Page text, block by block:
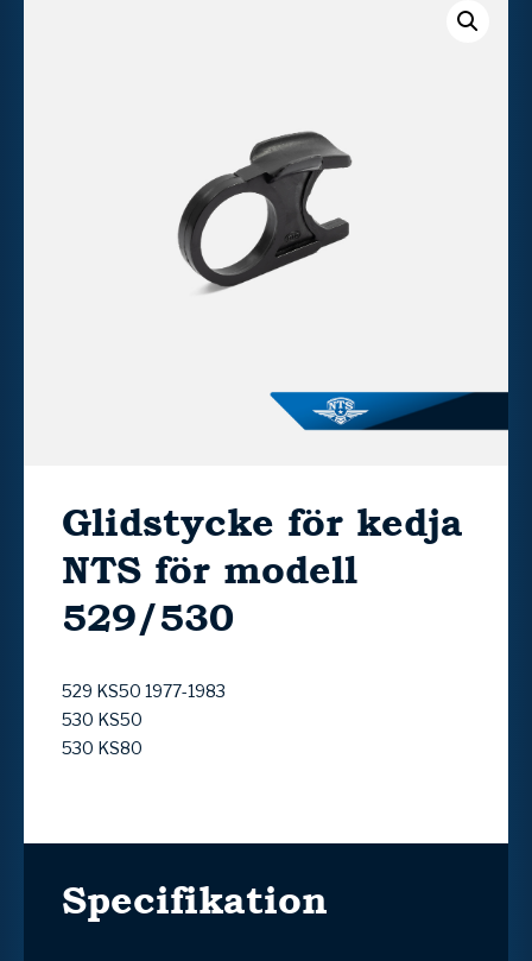
Glidstycke för kedja
NTS för modell
529/530
529 KS50 1977-1983
530 KS50
530 KS80
Specifikation